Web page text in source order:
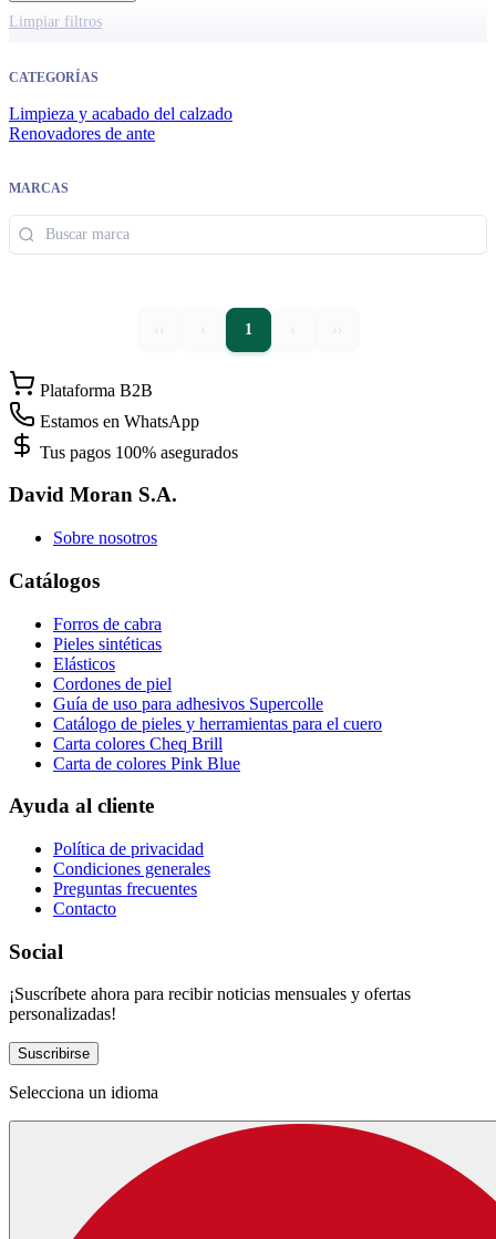
Limpiar filtros
CATEGORÍAS
Limpieza y acabado del calzado
Renovadores de ante
MARCAS
‹‹ ‹ 1 › ››
Plataforma B2B
Estamos en WhatsApp
Tus pagos 100% asegurados
David Moran S.A.
Sobre nosotros
Catálogos
Forros de cabra
Pieles sintéticas
Elásticos
Cordones de piel
Guía de uso para adhesivos Supercolle
Catálogo de pieles y herramientas para el cuero
Carta colores Cheq Brill
Carta de colores Pink Blue
Ayuda al cliente
Política de privacidad
Condiciones generales
Preguntas frecuentes
Contacto
Social
¡Suscríbete ahora para recibir noticias mensuales y ofertas
personalizadas!
Suscribirse
Selecciona un idioma